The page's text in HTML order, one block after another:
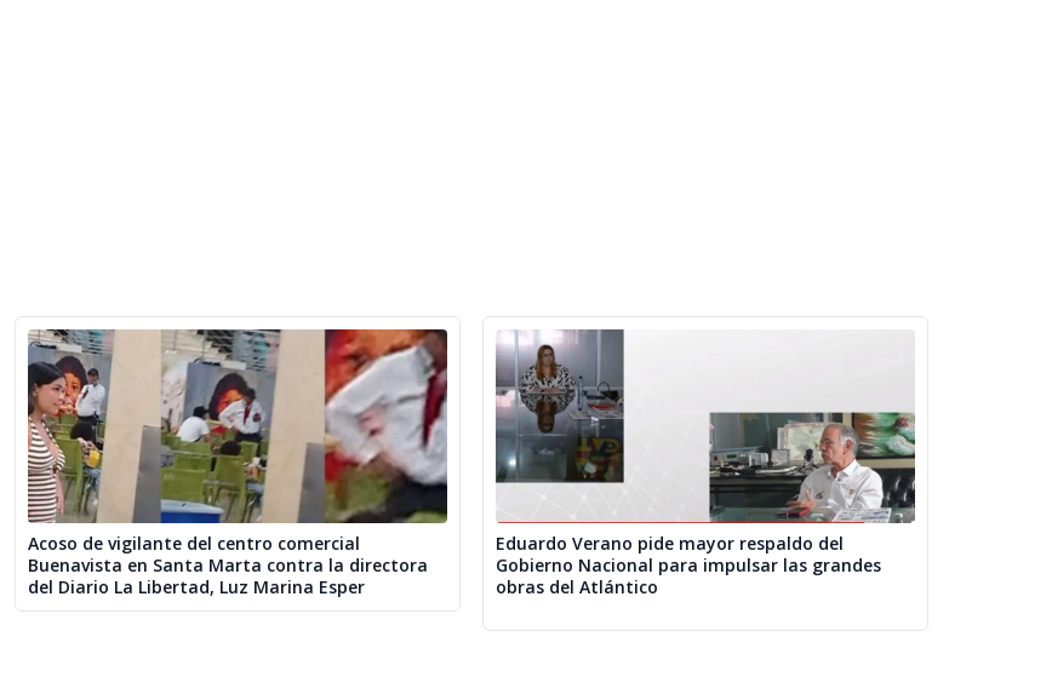
Acoso de vigilante del centro comercial
Buenavista en Santa Marta contra la directora
del Diario La Libertad, Luz Marina Esper
Eduardo Verano pide mayor respaldo del
Gobierno Nacional para impulsar las grandes
obras del Atlántico